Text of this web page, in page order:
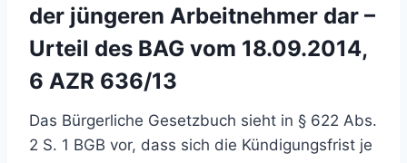
der jüngeren Arbeitnehmer dar –
Urteil des BAG vom 18.09.2014,
6 AZR 636/13
Das Bürgerliche Gesetzbuch sieht in § 622 Abs.
2 S. 1 BGB vor, dass sich die Kündigungsfrist je